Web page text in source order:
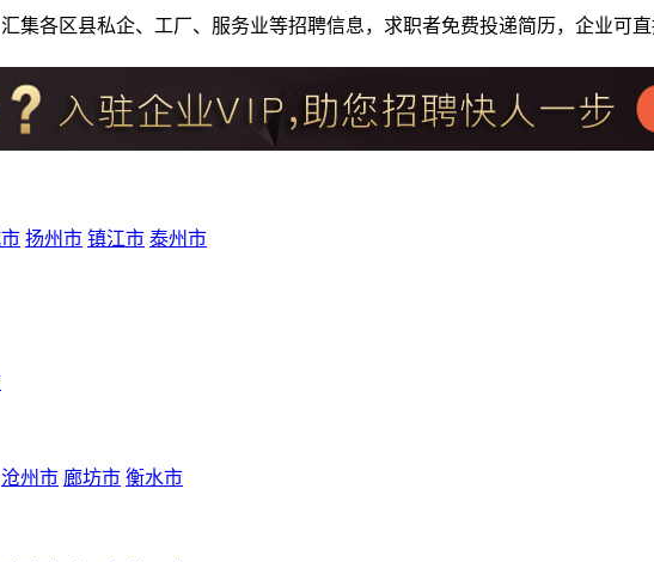
集各区县私企、工厂、服务业等招聘信息，求职者免费投递简历，企业可
扬州市 镇江市 泰州市
沧州市 廊坊市 衡水市